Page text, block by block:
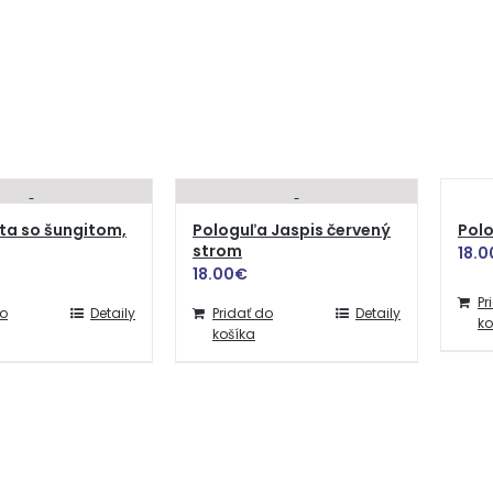
so šungitom,
Detaily
Pologuľa Jaspis červený
strom
18.00€
Pridať do
košíka
Detaily